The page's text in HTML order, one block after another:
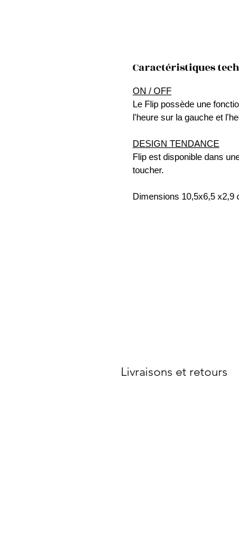
Caractéristiques
ON / OFF
Le Flip possède une
l'heure sur la gauche et
DESIGN TENDANCE
Flip est disponible dans
toucher.
Dimensions 10,5x6,5 x2,9
Livraisons et retours